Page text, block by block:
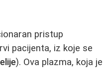
pristup
pacijenta, iz koje se
). Ova plazma, koja je